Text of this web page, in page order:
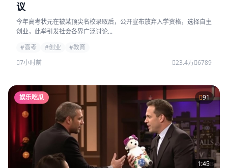
议
今年高考状元在被某顶尖名校录取后，公开宣布放弃入学资格，选择自主
创业，此举引发社会各界广泛讨论...
#高考
#创业
#教育
7小时前
23.4万 6789
娱乐吃瓜 91
1:45